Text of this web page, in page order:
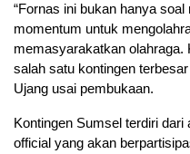
“Fornas ini bukan hanya
momentum untuk
memasyarakatkan olahraga.
salah satu kontingen
Ujang usai pembukaan.
Kontingen Sumsel terdiri dari
official yang akan